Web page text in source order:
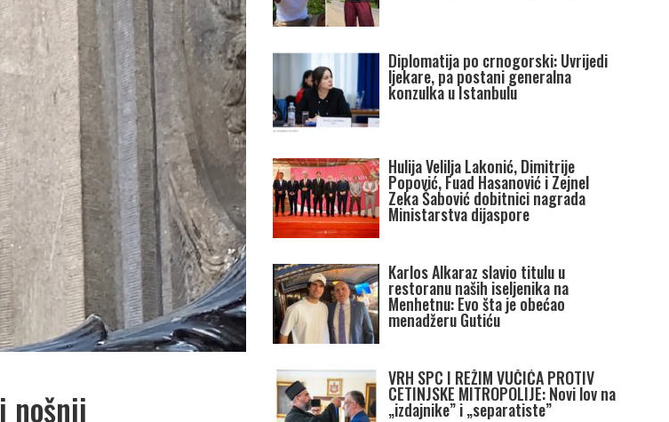
nošnji
Diplomatija po crnogorski: Uvrijedi
ljekare, pa postani generalna
konzulka u Istanbulu
Hulija Velilja Lakonić, Dimitrije
Popović, Fuad Hasanović i Zejnel
Zeka Šabović dobitnici nagrada
Ministarstva dijaspore
Karlos Alkaraz slavio titulu u
restoranu naših iseljenika na
Menhetnu: Evo šta je obećao
menadžeru Gutiću
VRH SPC I REŽIM VUČIĆA PROTIV
CETINJSKE MITROPOLIJE: Novi lov na
„izdajnike” i „separatiste”